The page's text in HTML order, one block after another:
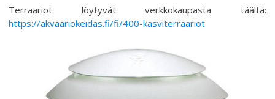
Terraariot löytyvät verkkokaupasta täältä:
https://akvaariokeidas.fi/fi/400-kasviterraariot